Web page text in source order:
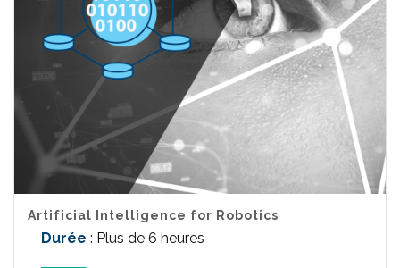
Artificial Intelligence for Robotics
Durée : Plus de 6 heures